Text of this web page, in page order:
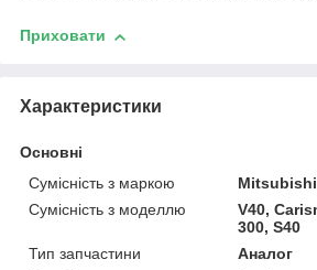
Приховати
Характеристики
Основні
Сумісність з маркою
Сумісність з моделлю
V40,
300, S40
Тип запчастини
Аналог